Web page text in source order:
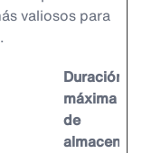
valiosos para
Duración
máxima
de